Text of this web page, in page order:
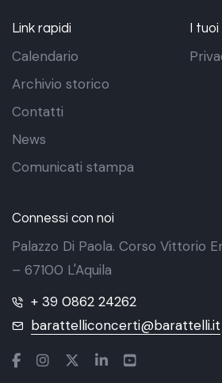
Link rapidi
Calendario
Archivio storico
Contatti
News
Comunicati stampa
I
Connessi con noi
Palazzo Di Paola. Corso Vittorio
– 67100 L'Aquila
+ 39 0862 24262
barattelliconcerti@barattelli.it